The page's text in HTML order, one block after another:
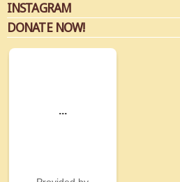
INSTAGRAM
DONATE NOW!